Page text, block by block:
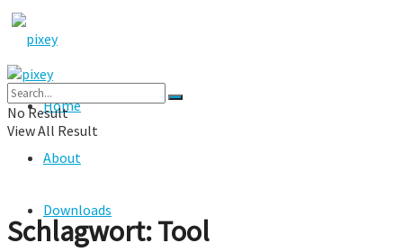
Home
About
Downloads
No Result
View All Result
Schlagwort:Tool